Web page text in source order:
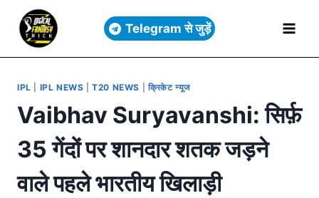
Telegram से जुड़ें
IPL IPL NEWS |T20 NEWS क्रिकेट न्यूज
Vaibhav Suryavanshi: सिर्फ़
35 गेंदों पर शानदार शतक जड़ने
वाले पहले भारतीय खिलाड़ी